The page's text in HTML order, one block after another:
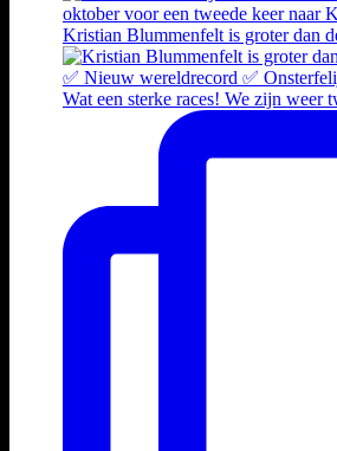
Kristian Blummenfelt is groter dan
Wat een sterke races! We zijn weer